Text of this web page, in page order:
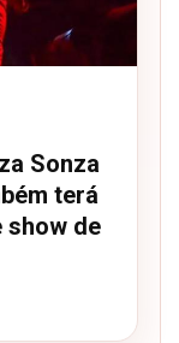
Sonza
terá
show de